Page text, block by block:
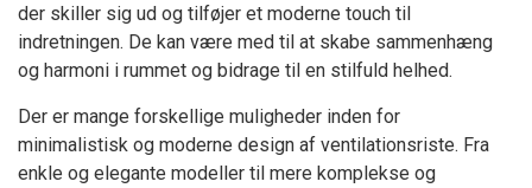
der skiller sig ud og tilføjer et moderne touch til
indretningen. De kan være med til at skabe sammenhæng
og harmoni i rummet og bidrage til en stilfuld helhed.
Der er mange forskellige muligheder inden for
minimalistisk og moderne design af ventilationsriste. Fra
enkle og elegante modeller til mere komplekse og